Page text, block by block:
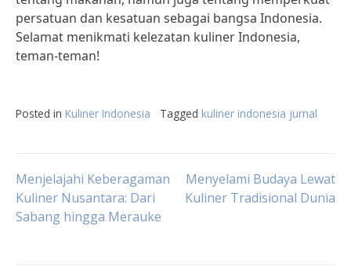
persatuan dan kesatuan sebagai bangsa Indonesia.
Selamat menikmati kelezatan kuliner Indonesia,
teman-teman!
Posted in Kuliner Indonesia Tagged kuliner indonesia jurnal
Post
navigation
Menjelajahi Keberagaman
Kuliner Nusantara: Dari
Sabang hingga Merauke
Menyelami Budaya Lewat
Kuliner Tradisional Dunia